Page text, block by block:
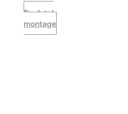
Nøgletal
montage